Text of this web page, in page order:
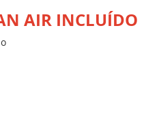
AIR INCLUÍDO